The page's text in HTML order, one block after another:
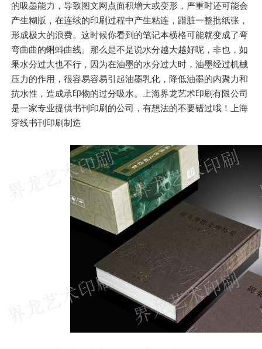
的吸墨能力，导致图文网点面积增大或变形，严重时还可能会
产生糊版，在连续的印刷过程中产生粘连，蹭脏一整批纸张，
形成极大的浪费。这时候你看到的笔记本横格可能就变成了弯
弯曲曲的蝌蚪曲线。那么是不是说水分越大越好呢，非也，如
果水分过大也不行，因为在油墨的水分过大时，油墨经过机械
压力的作用，很容易容易引起油墨乳化，降低油墨的内聚力和
抗水性，造成承印物的过分吸水。上海界龙艺术印刷有限公司
是一家专业提供书刊印刷的公司，有想法的不要错过哦！上海
穿线书刊印刷制造